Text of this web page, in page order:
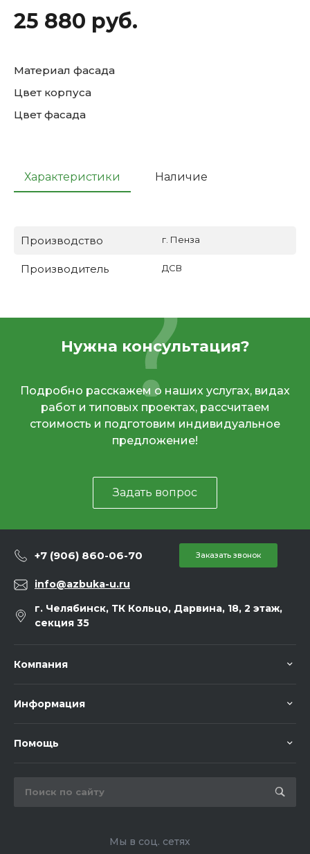
25 880 руб.
Материал фасада
Цвет корпуса
Цвет фасада
Характеристики Наличие
Производство г. Пенза
Производитель ДСВ
Нужна консультация?
Подробно расскажем о наших услугах, видах
работ и типовых проектах, рассчитаем
стоимость и подготовим индивидуальное
предложение!
Задать вопрос
+7 (906) 860-06-70 Заказать звонок
info@azbuka-u.ru
г. Челябинск, ТК Кольцо, Дарвина, 18, 2 этаж,
секция 35
Компания
Информация
Помощь
Мы в соц. сетях